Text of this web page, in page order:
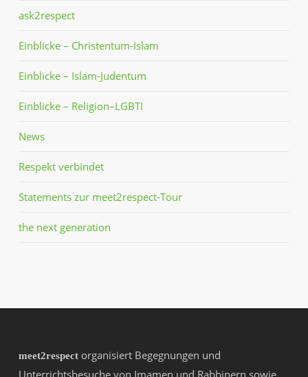
ask2respect
Einblicke – Christentum-Islam
Einblicke – Islam-Judentum
Einblicke – Religion–LGBTI
News
Respekt verbindet
Statements zur meet2respect-Tour
the next generation
meet2respectorganisiert Begegnungen und
Unterrichtsbesuche von Imamen und Rabbinern sowie